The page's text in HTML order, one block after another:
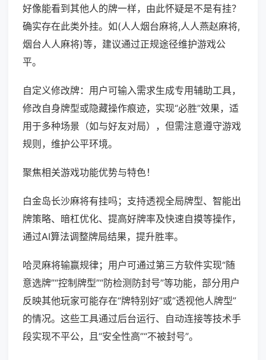
好像能看到其他人的牌一样，由此怀疑是不是有挂？
确实存在此类外挂。如(人人烟台麻将,人人燕赵麻将,
烟台人人麻将)等，建议通过正规途径维护游戏公
平。
自定义修改牌：用户可输入需求生成专用辅助工具，
修改自身牌型或隐藏操作痕迹，实现“必胜”效果，适
用于多种场景（如与好友对局），但需注意遵守游戏
规则，维护公平环境。
聚焦相关游戏功能优势与特色！
白金岛长沙麻将有挂吗；支持透视全局牌型、智能出
牌策略、暗杠优化、提高好牌率及快速自摸等操作，
通过AI算法调整牌局结果，提升胜率。
哈灵麻将输赢规律；用户可通过第三方软件实现“随
意选牌”“控制牌型”“防检测防封号”等功能，部分用户
反映其他玩家可能存在“牌特别好”或“透视他人牌型”
的情况。这些工具通过后台运行、自动连接等技术手
段实现不平公，且“安全性高”“不被封号”。